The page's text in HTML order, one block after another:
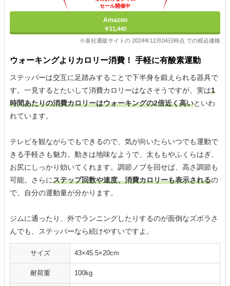
セール開催中
Amazon
￥11,440
※各社通販サイトの 2024年12月04日時点 での税込価格
ウォーキングよりカロリー消費！ 手軽に有酸素運動
ステッパーは交互に足踏みすることで下半身を鍛えられる器具で
す。一見するとたいして消費カロリーはなさそうですが、実は1
時間あたりの消費カロリーはウォーキングの2倍近く高いといわ
れています。
テレビを観ながらでもできるので、気が向いたらいつでも運動で
きる手軽さも魅力。動きは地味なようで、太ももやふくらはぎ、
お尻にしっかり効いてくれます。調節ノブを回せば、高さ調節も
可能。さらにステップ回数や速度、消費カロリーも表示されるの
で、自分の運動量が分かります。
ジムに通ったり、外でランニングしたりするのが面倒なズボラさ
んでも、ステッパーなら続けやすいですよ。
サイズ 43×45.5×20cm
耐荷重 100kg